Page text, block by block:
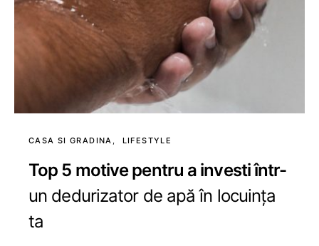
CASA SI GRADINA LIFESTYLE
Top 5 motive pentru a investi într-
un dedurizator de apă în locuința
ta